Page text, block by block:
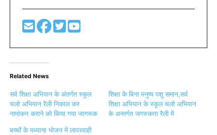
Related News
सर्व शिक्षा अभियान के अंतर्गत स्कूल
चलो अभियान रैली निकाल कर
नामांकन कराने को किया गया जागरूक
शिक्षा के बिना मनुष्य पशु समान,सर्व
शिक्षा अभियान के स्कूल चलो अभियान
के अन्तर्गत जगरुकता रैली में
बच्चों के मध्यान्ह भोजन में लापरवाही